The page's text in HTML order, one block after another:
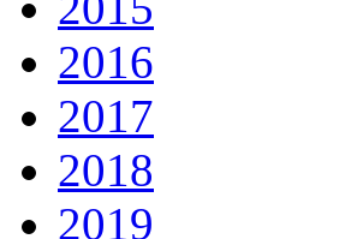
2016
2017
2018
2019